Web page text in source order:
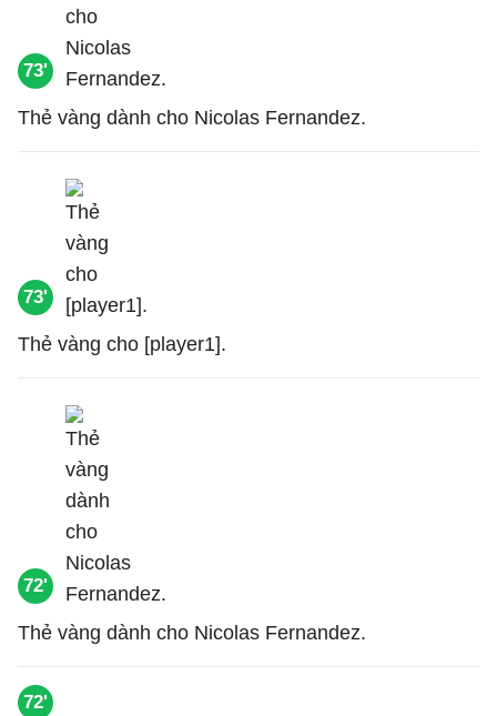
73'
Thẻ vàng dành cho Nicolas Fernandez.
73'
Thẻ vàng cho [player1].
72'
Thẻ vàng dành cho Nicolas Fernandez.
72'